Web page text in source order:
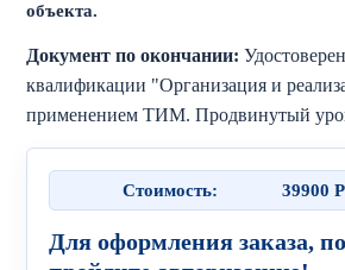
Стоимость: 39900
Для оформления заказа,
объекта.
Документ по окончании:
квалификации "Организация и
применением ТИМ. Продвинутый